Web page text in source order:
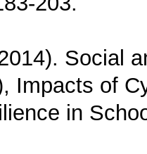
Social
Impacts of
in